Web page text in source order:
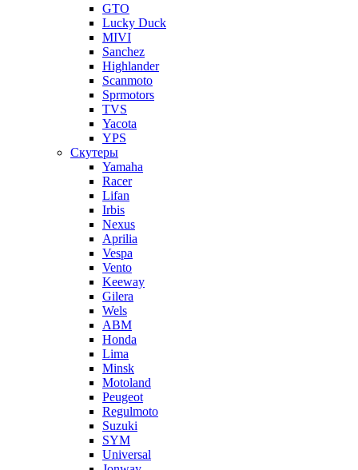
GTO
Lucky Duck
MIVI
Sanchez
Highlander
Scanmoto
Sprmotors
TVS
Yacota
YPS
Скутеры
Yamaha
Racer
Lifan
Irbis
Nexus
Aprilia
Vespa
Vento
Keeway
Gilera
Wels
ABM
Honda
Lima
Minsk
Motoland
Peugeot
Regulmoto
Suzuki
SYM
Universal